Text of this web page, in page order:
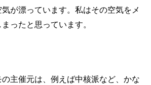
が漂っています。私はその空気をメ
ったと思っています。
主催元は、例えば中核派など、かな